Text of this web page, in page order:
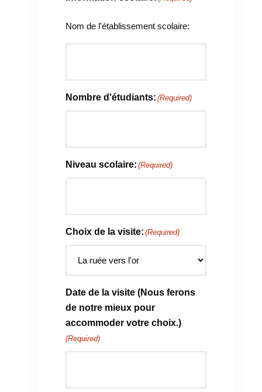
Nom de l'établissement scolaire:
Nombre d'étudiants: (Required)
Niveau scolaire: (Required)
Choix de la visite: (Required)
Date de la visite (Nous ferons
de notre mieux pour
accommoder votre choix.)
(Required)